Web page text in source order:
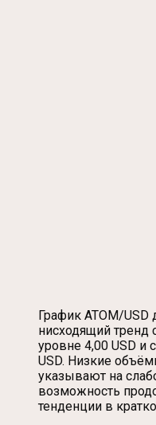
График ATOM/USD
нисходящий
уровне 4,00 USD и
USD. Низкие
указывают на
возможность
тенденции в